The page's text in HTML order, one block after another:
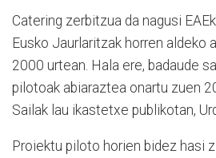
Catering zerbitzua da nagusi
Eusko Jaurlaritzak horren aldeko
2000 urtean. Hala ere, badaude
pilotoak abiaraztea onartu zuen
Sailak lau ikastetxe publikotan,
Proiektu piloto horien bidez hasi